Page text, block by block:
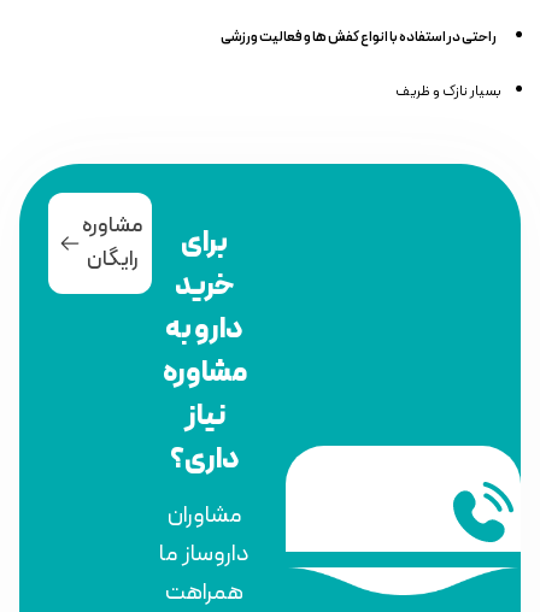
راحتی در استفاده با انواع کفش ها و فعالیت ورزشی
بسیار نازک و ظریف
برای
خرید
دارو به
مشاوره
نیاز
داری؟
مشاوران
داروساز ما
همراهت
مشاوره
رایگان